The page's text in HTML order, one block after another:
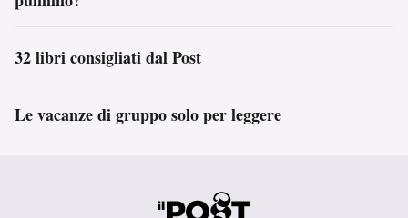
32 libri consigliati dal Post
Le vacanze di gruppo solo per leggere